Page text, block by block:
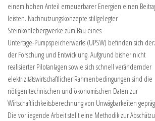
einem hohen Anteil erneuerbarer Energien einen
leisten. Nachnutzungskonzepte stillgelegter
Steinkohlebergwerke zum Bau eines
Untertage-Pumpspeicherwerks (UPSW) befinden sich
der Forschung und Entwicklung. Aufgrund bisher nicht
realisierter Pilotanlagen sowie sich schnell verändernder
elektrizitätswirtschaftlicher Rahmenbedingungen sind die
nötigen technischen und ökonomischen Daten zur
Wirtschaftlichkeitsberechnung von Unwägbarkeiten
Die vorliegende Arbeit stellt eine Methodik zur